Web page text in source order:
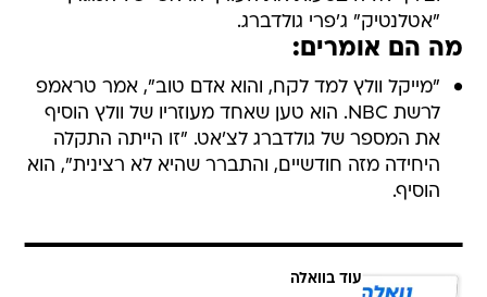
"אטלנטיק" ג'פרי גולדברג.
מה הם אומרים:
"מייקל וולץ למד לקח, והוא אדם טוב", אמר טראמפ
לרשת NBC. הוא טען שאחד מעוזריו של וולץ הוסיף
את המספר של גולדברג לצ'אט. "זו הייתה התקלה
היחידה מזה חודשיים, והתברר שהיא לא רצינית", הוא
הוסיף.
עוד בוואלה